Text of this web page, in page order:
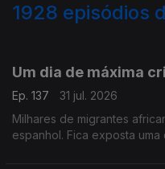
1928 episódios
Um dia de máxima
Ep. 137
31 jul. 2026
Milhares de migrantes
espanhol. Fica exposta